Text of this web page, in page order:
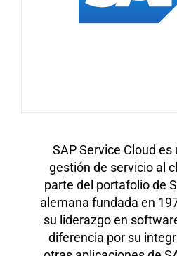
SAP Service Cloud
gestión de servicio al
parte del portafolio de
alemana fundada en
su liderazgo en
diferencia por su